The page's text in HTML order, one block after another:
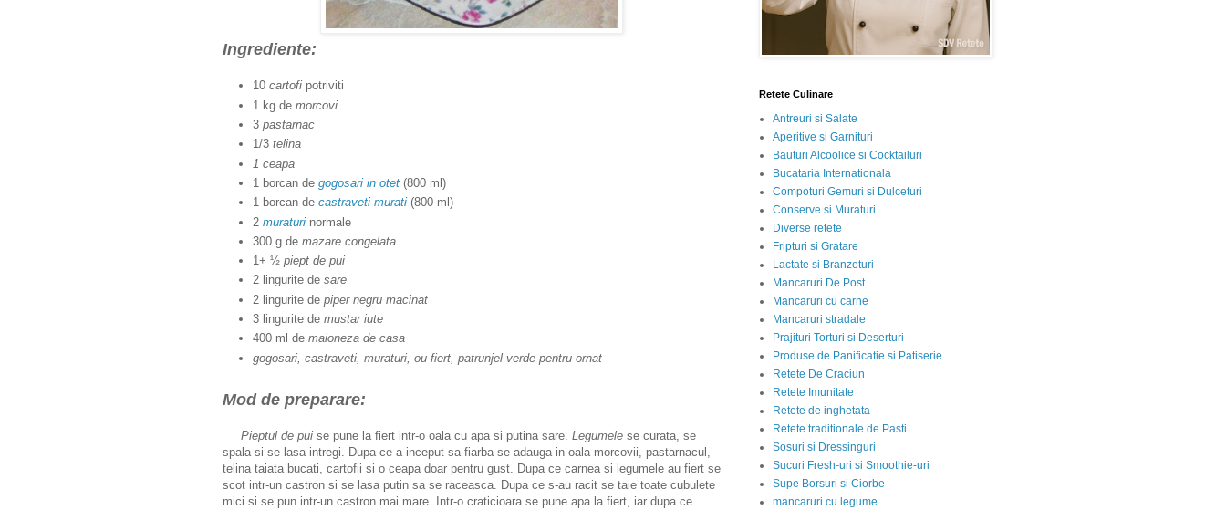
Ingrediente:
10 cartofi potriviti
1 kg de morcovi
3 pastarnac
1/3 telina
1 ceapa
1 borcan de gogosari in otet (800 ml)
1 borcan de castraveti murati (800 ml)
2 muraturi normale
300 g de mazare congelata
1+ ½ piept de pui
2 lingurite de sare
2 lingurite de piper negru macinat
3 lingurite de mustar iute
400 ml de maioneza de casa
gogosari, castraveti, muraturi, ou fiert, patrunjel verde pentru ornat
Mod de preparare:
Pieptul de pui se pune la fiert intr-o oala cu apa si putina sare. Legumele se curata, se
spala si se lasa intregi. Dupa ce a inceput sa fiarba se adauga in oala morcovii, pastarnacul,
telina taiata bucati, cartofii si o ceapa doar pentru gust. Dupa ce carnea si legumele au fiert se
scot intr-un castron si se lasa putin sa se raceasca. Dupa ce s-au racit se taie toate cubulete
mici si se pun intr-un castron mai mare. Intr-o craticioara se pune apa la fiert, iar dupa ce
Retete Culinare
Antreuri si Salate
Aperitive si Garnituri
Bauturi Alcoolice si Cocktailuri
Bucataria Internationala
Compoturi Gemuri si Dulceturi
Conserve si Muraturi
Diverse retete
Fripturi si Gratare
Lactate si Branzeturi
Mancaruri De Post
Mancaruri cu carne
Mancaruri stradale
Prajituri Torturi si Deserturi
Produse de Panificatie si Patiserie
Retete De Craciun
Retete Imunitate
Retete de inghetata
Retete traditionale de Pasti
Sosuri si Dressinguri
Sucuri Fresh-uri si Smoothie-uri
Supe Borsuri si Ciorbe
mancaruri cu legume